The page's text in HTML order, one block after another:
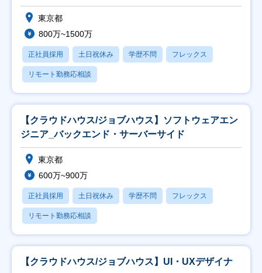
東京都
800万~1500万
正社員採用 土日祝休み 学歴不問 フレックス
リモート勤務応相談
【クラウドハウス/ジョブハウス】ソフトウェアエン
ジニア_バックエンド・サーバーサイド
東京都
600万~900万
正社員採用 土日祝休み 学歴不問 フレックス
リモート勤務応相談
【クラウドハウス/ジョブハウス】UI・UXデザイナ